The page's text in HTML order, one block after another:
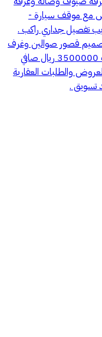
مع موقف سيارة -
تفصيل جداري راكب .
قصور صوالين وغرف
واسعة . العرض من المالك مباشرة . المطلوب 3500000 ريال صافي
والطلبات العقارية
تسويق .